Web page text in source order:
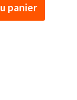
panier